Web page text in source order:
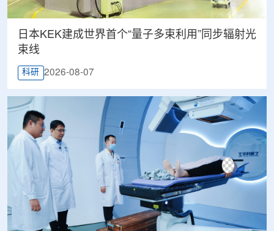
日本KEK建成世界首个“量子多束利用”同步辐射光
束线
科研 2026-08-07